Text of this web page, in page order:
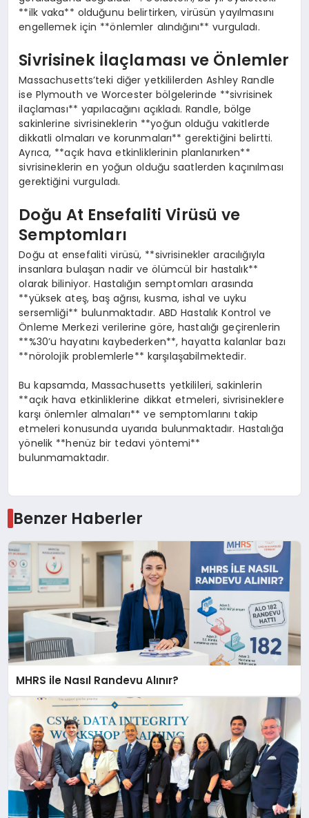
**ilk vaka** olduğunu belirtirken, virüsün yayılmasını
engellemek için **önlemler alındığını** vurguladı.
Sivrisinek İlaçlaması ve Önlemler
Massachusetts’teki diğer yetkililerden Ashley Randle
ise Plymouth ve Worcester bölgelerinde **sivrisinek
ilaçlaması** yapılacağını açıkladı. Randle, bölge
sakinlerine sivrisineklerin **yoğun olduğu vakitlerde
dikkatli olmaları ve korunmaları** gerektiğini belirtti.
Ayrıca, **açık hava etkinliklerinin planlanırken**
sivrisineklerin en yoğun olduğu saatlerden kaçınılması
gerektiğini vurguladı.
Doğu At Ensefaliti Virüsü ve
Semptomları
Doğu at ensefaliti virüsü, **sivrisinekler aracılığıyla
insanlara bulaşan nadir ve ölümcül bir hastalık**
olarak biliniyor. Hastalığın semptomları arasında
**yüksek ateş, baş ağrısı, kusma, ishal ve uyku
sersemliği** bulunmaktadır. ABD Hastalık Kontrol ve
Önleme Merkezi verilerine göre, hastalığı geçirenlerin
**%30’u hayatını kaybederken**, hayatta kalanlar bazı
**nörolojik problemlerle** karşılaşabilmektedir.
Bu kapsamda, Massachusetts yetkilileri, sakinlerin
**açık hava etkinliklerine dikkat etmeleri, sivrisineklere
karşı önlemler almaları** ve semptomlarını takip
etmeleri konusunda uyarıda bulunmaktadır. Hastalığa
yönelik **henüz bir tedavi yöntemi**
bulunmamaktadır.
Benzer Haberler
MHRS ile Nasıl Randevu Alınır?